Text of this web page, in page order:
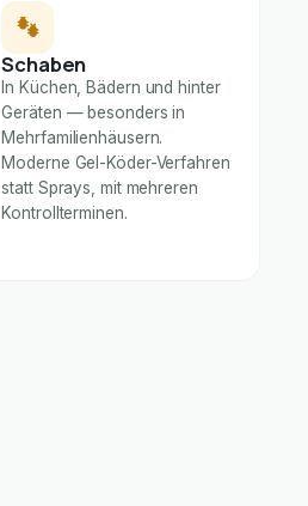
Schaben
In Küchen, Bädern und hinter
Geräten — besonders in
Mehrfamilienhäusern.
Moderne Gel-Köder-Verfahren
statt Sprays, mit mehreren
Kontrollterminen.